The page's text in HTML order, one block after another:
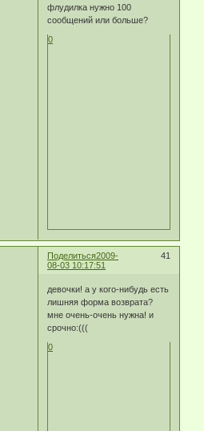
флудилка нужно 100
сообщений или больше?
0
Поделиться 41
2009-
08-03 10:17:51
девочки! а у кого-нибудь есть
лишняя форма возврата?
мне очень-очень нужна! и
срочно:(((
0